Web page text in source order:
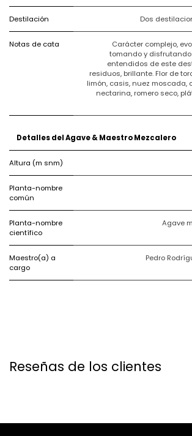
Destilación Dos
Notas de cata
Carácter complejo,
tomando y
entendidos de este
residuos, brillante. Flor de
limón, casis, nuez moscada,
nectarina, romero seco,
Detalles del Agave & Maestro Mezcalero
Altura (m snm)
Planta-nombre
común
Planta-nombre
científico
Agave
Maestro(a) a
cargo
Pedro
Reseñas de los clientes